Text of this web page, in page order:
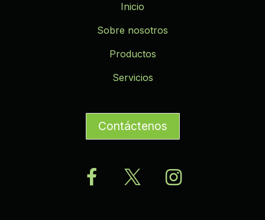
Inicio
Sobre nosotros
Productos
Servicios
Contáctenos